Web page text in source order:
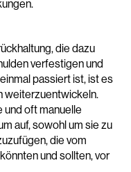
die dazu
verfestigen und
passiert ist, ist es
weiterzuentwickeln.
oft manuelle
auf, sowohl um sie zu
die vom
und sollten, vor